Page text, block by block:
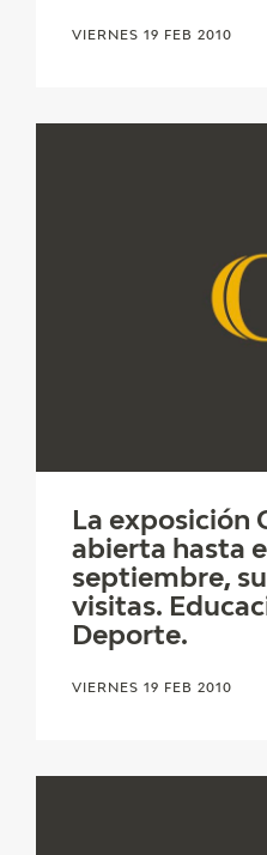
VIERNES 19 FEB 2010
La exposición
abierta hasta
septiembre,
visitas.
Deporte.
VIERNES 19 FEB 2010